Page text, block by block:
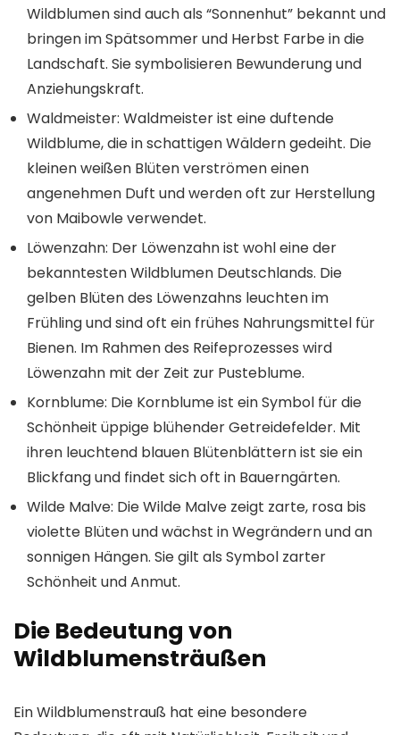
Wildblumen sind auch als “Sonnenhut” bekannt und
bringen im Spätsommer und Herbst Farbe in die
Landschaft. Sie symbolisieren Bewunderung und
Anziehungskraft.
Waldmeister: Waldmeister ist eine duftende
Wildblume, die in schattigen Wäldern gedeiht. Die
kleinen weißen Blüten verströmen einen
angenehmen Duft und werden oft zur Herstellung
von Maibowle verwendet.
Löwenzahn: Der Löwenzahn ist wohl eine der
bekanntesten Wildblumen Deutschlands. Die
gelben Blüten des Löwenzahns leuchten im
Frühling und sind oft ein frühes Nahrungsmittel für
Bienen. Im Rahmen des Reifeprozesses wird
Löwenzahn mit der Zeit zur Pusteblume.
Kornblume: Die Kornblume ist ein Symbol für die
Schönheit üppige blühender Getreidefelder. Mit
ihren leuchtend blauen Blütenblättern ist sie ein
Blickfang und findet sich oft in Bauerngärten.
Wilde Malve: Die Wilde Malve zeigt zarte, rosa bis
violette Blüten und wächst in Wegrändern und an
sonnigen Hängen. Sie gilt als Symbol zarter
Schönheit und Anmut.
Die Bedeutung von
Wildblumensträußen
Ein Wildblumenstrauß hat eine besondere